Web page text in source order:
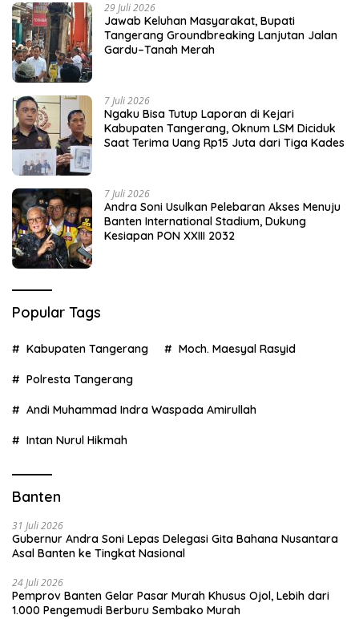
29 Juli 2026
Jawab Keluhan Masyarakat, Bupati
Tangerang Groundbreaking Lanjutan Jalan
Gardu–Tanah Merah
7 Juli 2026
Ngaku Bisa Tutup Laporan di Kejari
Kabupaten Tangerang, Oknum LSM Diciduk
Saat Terima Uang Rp15 Juta dari Tiga Kades
7 Juli 2026
Andra Soni Usulkan Pelebaran Akses Menuju
Banten International Stadium, Dukung
Kesiapan PON XXIII 2032
Popular Tags
Kabupaten Tangerang Moch. Maesyal Rasyid
Polresta Tangerang
Andi Muhammad Indra Waspada Amirullah
Intan Nurul Hikmah
Banten
31 Juli 2026
Gubernur Andra Soni Lepas Delegasi Gita Bahana Nusantara
Asal Banten ke Tingkat Nasional
24 Juli 2026
Pemprov Banten Gelar Pasar Murah Khusus Ojol, Lebih dari
1.000 Pengemudi Berburu Sembako Murah